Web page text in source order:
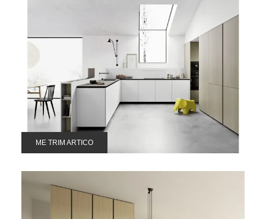
ME TRIM ARTICO